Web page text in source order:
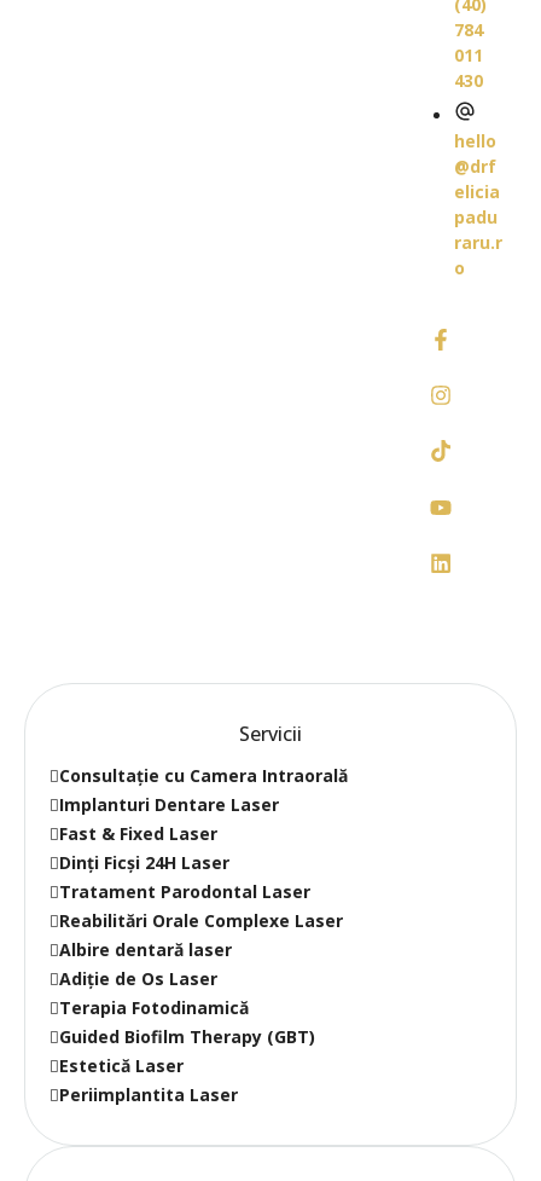
784
011
430
hello
@drf
elicia
padu
raru.r
o
Servicii
Consultație cu Camera Intraorală
Implanturi Dentare Laser
Fast & Fixed Laser
Dinți Ficși 24H Laser
Tratament Parodontal Laser
Reabilitări Orale Complexe Laser
Albire dentară laser
Adiție de Os Laser
Terapia Fotodinamică
Guided Biofilm Therapy (GBT)
Estetică Laser
Periimplantita Laser